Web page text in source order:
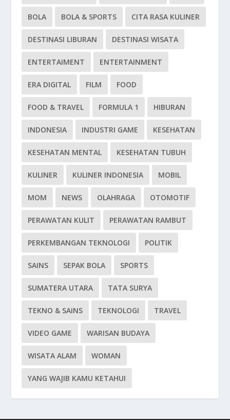
BOLA BOLA & SPORTS CITA RASA KULINER
DESTINASI LIBURAN DESTINASI WISATA
ENTERTAIMENT ENTERTAINMENT
ERA DIGITAL FILM FOOD
FOOD & TRAVEL FORMULA 1 HIBURAN
INDONESIA INDUSTRI GAME KESEHATAN
KESEHATAN MENTAL KESEHATAN TUBUH
KULINER KULINER INDONESIA MOBIL
MOM NEWS OLAHRAGA OTOMOTIF
PERAWATAN KULIT PERAWATAN RAMBUT
PERKEMBANGAN TEKNOLOGI POLITIK
SAINS SEPAK BOLA SPORTS
SUMATERA UTARA TATA SURYA
TEKNO & SAINS TEKNOLOGI TRAVEL
VIDEO GAME WARISAN BUDAYA
WISATA ALAM WOMAN
YANG WAJIB KAMU KETAHUI